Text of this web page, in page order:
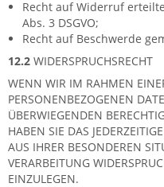
Recht auf Widerruf
Abs. 3 DSGVO;
Recht auf Beschwerde
12.2 WIDERSPRUCHSRECHT
WENN WIR IM RAHMEN
PERSONENBEZOGENEN
ÜBERWIEGENDEN
HABEN SIE DAS
AUS IHRER BESONDEREN
VERARBEITUNG
EINZULEGEN.